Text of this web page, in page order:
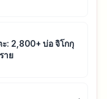
ะ: 2,800+ บ่อ จิโกกุ
าย